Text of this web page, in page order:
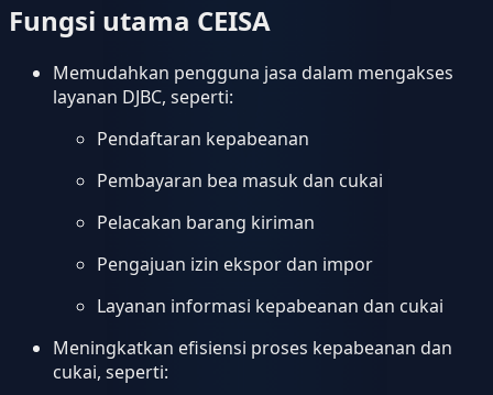
Fungsi utama CEISA
Memudahkan pengguna jasa dalam mengakses
layanan DJBC, seperti:
Pendaftaran kepabeanan
Pembayaran bea masuk dan cukai
Pelacakan barang kiriman
Pengajuan izin ekspor dan impor
Layanan informasi kepabeanan dan cukai
Meningkatkan efisiensi proses kepabeanan dan
cukai, seperti: